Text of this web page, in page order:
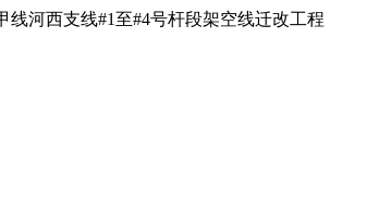
线河西支线#1至#4号杆段架空线迁改工程